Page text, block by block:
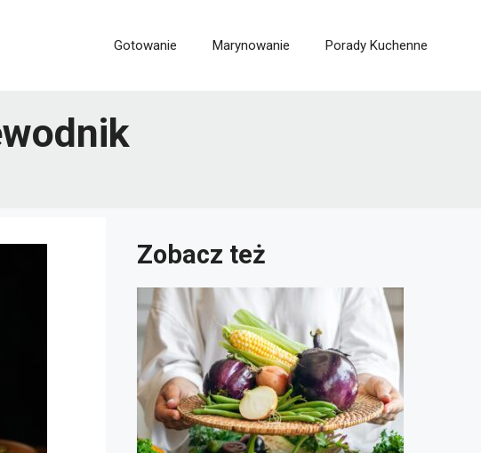
Gotowanie Marynowanie Porady Kuchenne
Zobacz też